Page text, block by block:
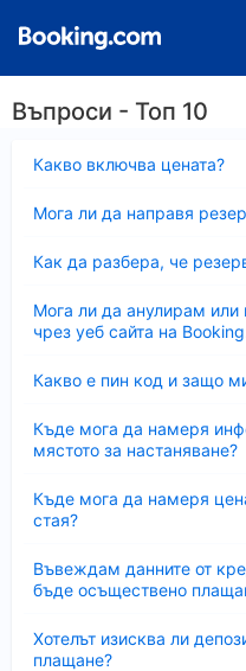
Въпроси - Топ 10
Какво включва цената?
Мога ли да направя
Как да разбера, че
Мога ли да анулирам
чрез уеб сайта на
Какво е пин код и защо
Къде мога да намеря
мястото за настаняване?
Къде мога да намеря
стая?
Въвеждам данните от
бъде осъществено
Хотелът изисква ли
плащане?